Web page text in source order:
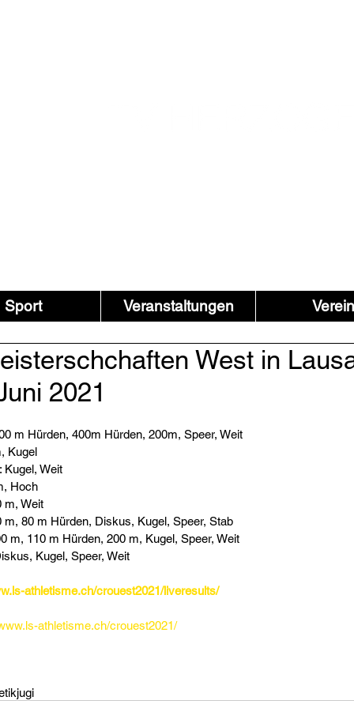
West in
2021
m Hürden, 400m Hürden, 200m, Speer, Weit
Kugel
Kugel, Weit
Hoch
m, Weit
80 m Hürden, Diskus, Kugel, Speer, Stab
m, 110 m Hürden, 200 m, Kugel, Speer, Weit
Kugel, Speer, Weit
athletisme.ch/crouest2021/liveresults/
athletisme.ch/crouest2021/
jugi
Sport Veranstaltungen Verein